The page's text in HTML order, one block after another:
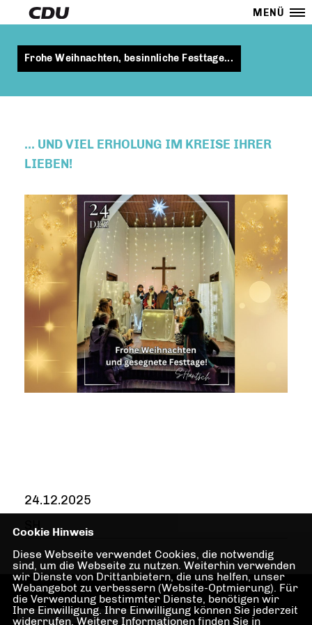
MENÜ
Frohe Weihnachten, besinnliche Festtage...
... UND VIEL ERHOLUNG IM KREISE IHRER
LIEBEN!
24.12.2025
SH
Cookie Hinweis
Diese Webseite verwendet Cookies, die notwendig
sind, um die Webseite zu nutzen. Weiterhin verwenden
wir Dienste von Drittanbietern, die uns helfen, unser
Webangebot zu verbessern (Website-Optmierung). Für
die Verwendung bestimmter Dienste, benötigen wir
Ihre Einwilligung. Ihre Einwilligung können Sie jederzeit
widerrufen. Weitere Informationen finden Sie in